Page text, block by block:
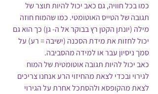
כמו בכל חוויה, גם כאב יכול להיות תוצר של
תגובה של הטייס האוטומטי. כמו שהמוח חוזה
מילה (יונתן הקטן רץ בבוקר אל ה- גן) כך הוא גם
יכול לחזות את מידת הסכנה (ישיבה = רע) על
סמך ניסיון עבר או למידה מהסביבה.
כאב יכול להיות תגובה אוטומטית של המוח
לגירוי ובכדי לצאת מהחיזוי הרע אנחנו צריכים
לצאת מהקופסא ולהסתכל אחרת על הגירוי